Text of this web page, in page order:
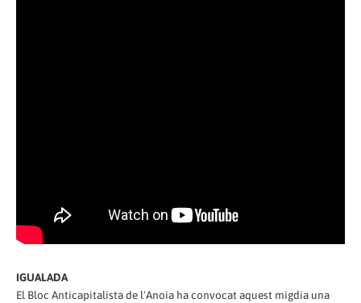
IGUALADA
El Bloc Anticapitalista de l'Anoia ha convocat aquest migdia una